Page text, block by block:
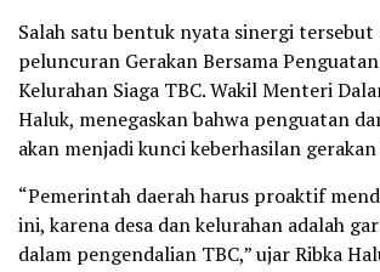
Salah satu bentuk nyata sinergi tersebut
peluncuran Gerakan Bersama
Kelurahan Siaga TBC. Wakil Menteri
Haluk, menegaskan bahwa penguatan
akan menjadi kunci keberhasilan
“Pemerintah daerah harus proaktif
ini, karena desa dan kelurahan adalah
dalam pengendalian TBC,” ujar Ribka